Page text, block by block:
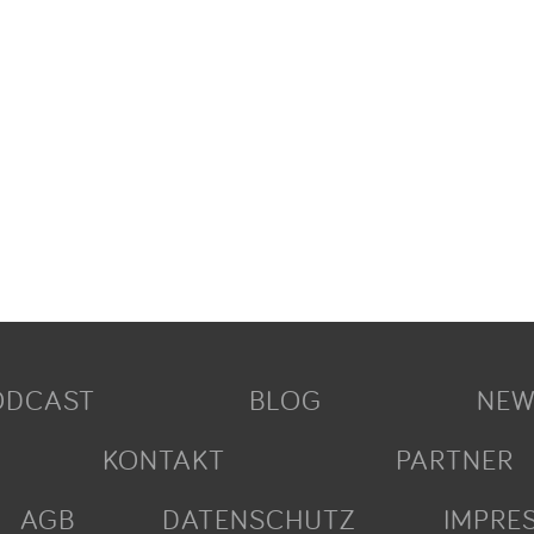
BLOG
KONTAKT
PARTNER
AGB
DATENSCHUTZ